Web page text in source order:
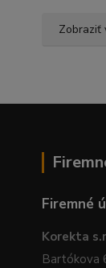
Zobraziť
Firemné
Korekta
Bartókova